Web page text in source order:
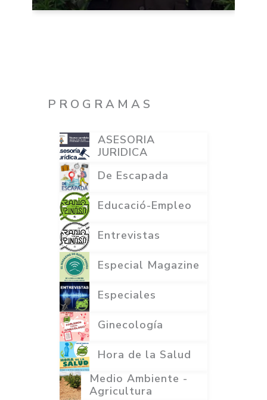
PROGRAMAS
ASESORIA
JURIDICA
De Escapada
Educació-Empleo
Entrevistas
Especial Magazine
Especiales
Ginecología
Hora de la Salud
Medio Ambiente -
Agricultura